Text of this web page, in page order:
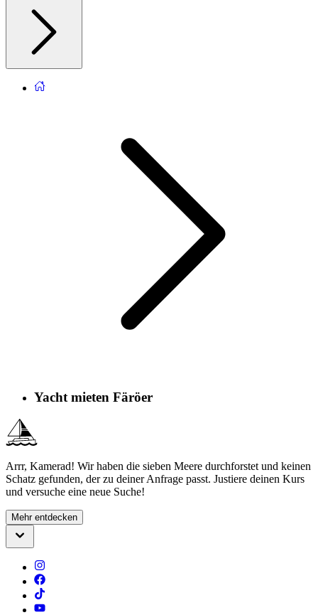
Yacht mieten Färöer
Arrr, Kamerad! Wir haben die sieben Meere durchforstet und keinen
Schatz gefunden, der zu deiner Anfrage passt. Justiere deinen Kurs
und versuche eine neue Suche!
Mehr entdecken